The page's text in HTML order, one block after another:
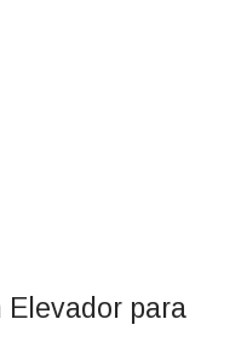
para